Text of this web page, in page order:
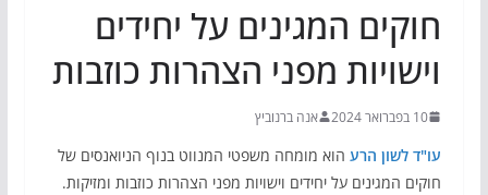
חוקים המגינים על יחידים
וישויות מפני הצהרות כוזבות
10 בפברואר 2024 אנה ברנוביץ
עו"ד לשון הרעהוא מומחה משפטי המנווט בנוף הניואנסים של
חוקים המגינים על יחידים וישויות מפני הצהרות כוזבות ומזיקות.